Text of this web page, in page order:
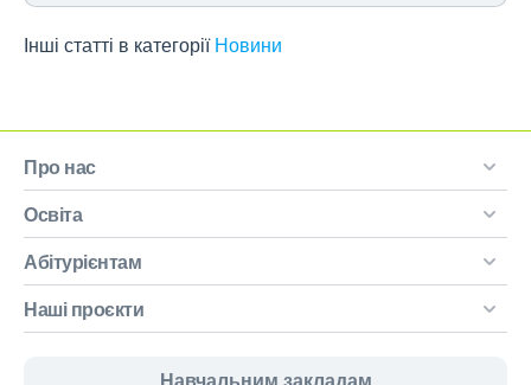
Інші статті в категорії Новини
Про нас
Освіта
Абітурієнтам
Наші проєкти